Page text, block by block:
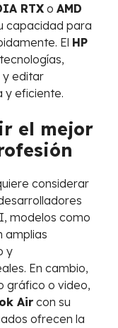
RTX o AMD
capacidad para
El HP
y editar
y eficiente.
el mejor
considerar
modelos como
amplias
y
En cambio,
gráfico o video,
Aircon su
ofrecen la